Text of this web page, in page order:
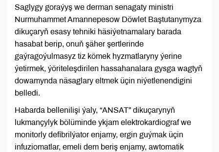
Saglygy goraýyş we derman senagaty ministri
Nurmuhammet Amannepesow Döwlet Baştutanymyza
dikuçaryň esasy tehniki häsiýetnamalary barada
hasabat berip, onuň şäher şertlerinde
gaýragoýulmasyz tiz kömek hyzmatlaryny ýerine
ýetirmek, ýöriteleşdirilen hassahanalara gysga wagtyň
dowamynda näsaglary eltmek üçin niýetlenendigini
belledi.
Habarda bellenilişi ýaly, “ANSAT” dikuçarynyň
lukmançylyk bölüminde ykjam elektrokardiograf we
monitorly defibrilýator enjamy, ergin guýmak üçin
infuziomatlar, emeli dem beriş enjamy, awtomatik